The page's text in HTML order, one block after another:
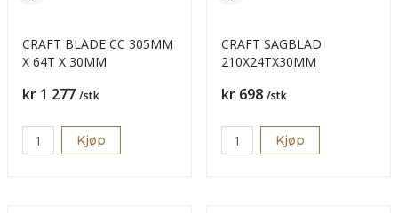
CRAFT BLADE CC 305MM
X 64T X 30MM
Pris
kr 1 277 /stk
Kjøp
CRAFT SAGBLAD
210X24TX30MM
Pris
kr 698 /stk
Kjøp